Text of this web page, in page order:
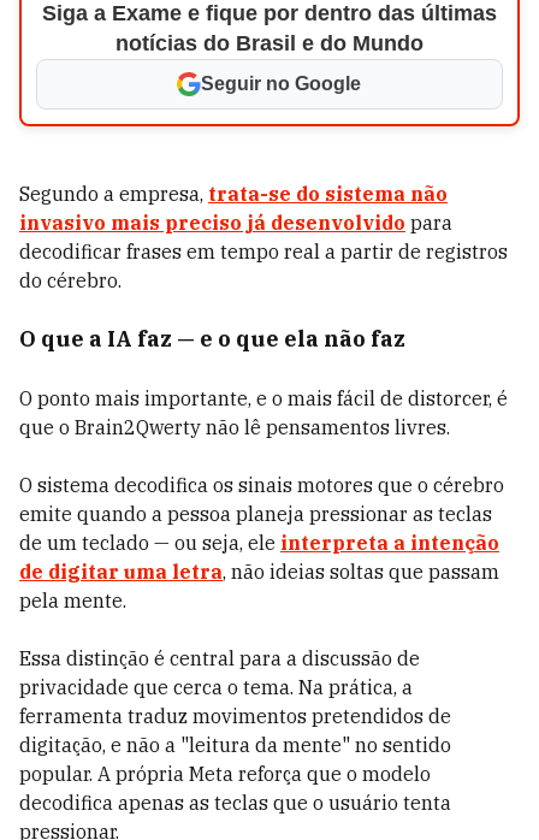
Siga a Exame e fique por dentro das últimas
notícias do Brasil e do Mundo
Seguir no Google
Segundo a empresa, trata-se do sistema não
invasivo mais preciso já desenvolvido para
decodificar frases em tempo real a partir de registros
do cérebro.
O que a IA faz — e o que ela não faz
O ponto mais importante, e o mais fácil de distorcer, é
que o Brain2Qwerty não lê pensamentos livres.
O sistema decodifica os sinais motores que o cérebro
emite quando a pessoa planeja pressionar as teclas
de um teclado — ou seja, ele interpreta a intenção
de digitar uma letra, não ideias soltas que passam
pela mente.
Essa distinção é central para a discussão de
privacidade que cerca o tema. Na prática, a
ferramenta traduz movimentos pretendidos de
digitação, e não a "leitura da mente" no sentido
popular. A própria Meta reforça que o modelo
decodifica apenas as teclas que o usuário tenta
pressionar.